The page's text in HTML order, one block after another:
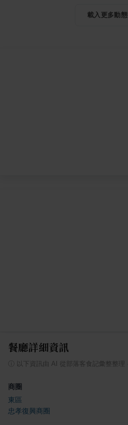
載入更多動態
餐廳詳細資訊
以下資訊由 AI 從部落客食記彙整整理
商圈
東區
忠孝復興商圈